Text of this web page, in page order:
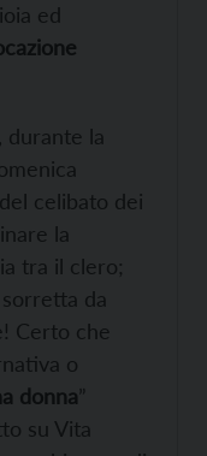
ed
durante la
celibato dei
la
tra il clero;
da
Certo che
o
donna”
su Vita